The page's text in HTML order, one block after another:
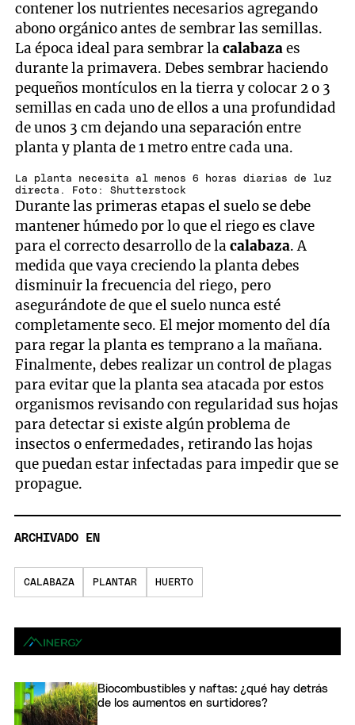
contener los nutrientes necesarios agregando
abono orgánico antes de sembrar las semillas.
La época ideal para sembrar lacalabazaes
durante la primavera. Debes sembrar haciendo
pequeños montículos en la tierra y colocar 2 o 3
semillas en cada uno de ellos a una profundidad
de unos 3 cm dejando una separación entre
planta y planta de 1 metro entre cada una.
La planta necesita al menos 6 horas diarias de luz
directa. Foto: Shutterstock
Durante las primeras etapas el suelo se debe
mantener húmedo por lo que el riego es clave
para el correcto desarrollo de lacalabaza. A
medida que vaya creciendo la planta debes
disminuir la frecuencia del riego, pero
asegurándote de que el suelo nunca esté
completamente seco. El mejor momento del día
para regar la planta es temprano a la mañana.
Finalmente, debes realizar un control de plagas
para evitar que la planta sea atacada por estos
organismos revisando con regularidad sus hojas
para detectar si existe algún problema de
insectos o enfermedades, retirando las hojas
que puedan estar infectadas para impedir que se
propague.
ARCHIVADO EN
CALABAZA PLANTAR HUERTO
Biocombustibles y naftas: ¿qué hay detrás
de los aumentos en surtidores?